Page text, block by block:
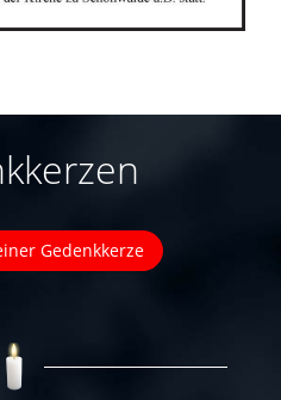
Gedenkkerze